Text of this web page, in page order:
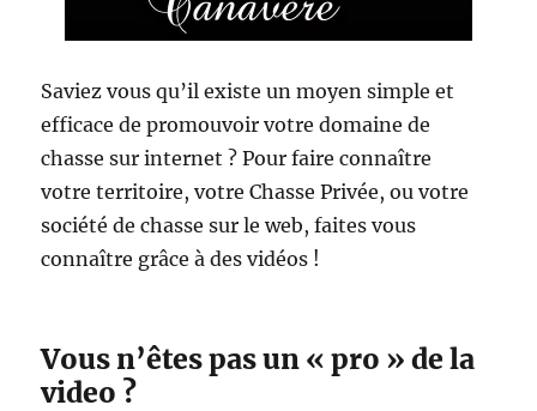
Saviez vous qu’il existe un moyen simple et
efficace de promouvoir votre domaine de
chasse sur internet ? Pour faire connaître
votre territoire, votre Chasse Privée, ou votre
société de chasse sur le web, faites vous
connaître grâce à des vidéos !
Vous n’êtes pas un « pro » de la
video ?